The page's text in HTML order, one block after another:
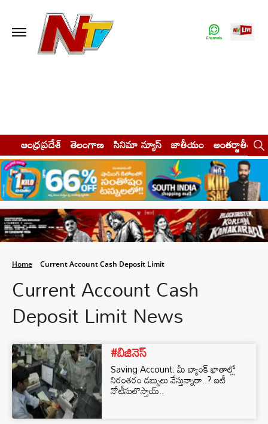
ఆంధ్రప్రదేశ్ తెలంగాణ సినిమా న్యూస్ జాతీయం అంతర్జాతీయం
Home Current Account Cash Deposit Limit
Current Account Cash
Deposit Limit News
#బిజినెస్‌
Saving Account: మీ బ్యాంక్ ఖాతాల్లో
నిరంతరం డబ్బులు వేస్తున్నారా..? ఐటీ
నోటీసులొస్తాయ్..